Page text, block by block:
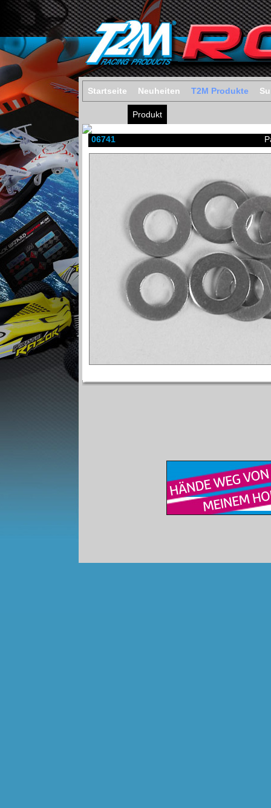
Startseite Neuheiten T2M Produkte
Produkt
06741